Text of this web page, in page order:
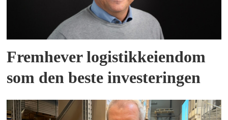
Fremhever logistikkeiendom
som den beste investeringen